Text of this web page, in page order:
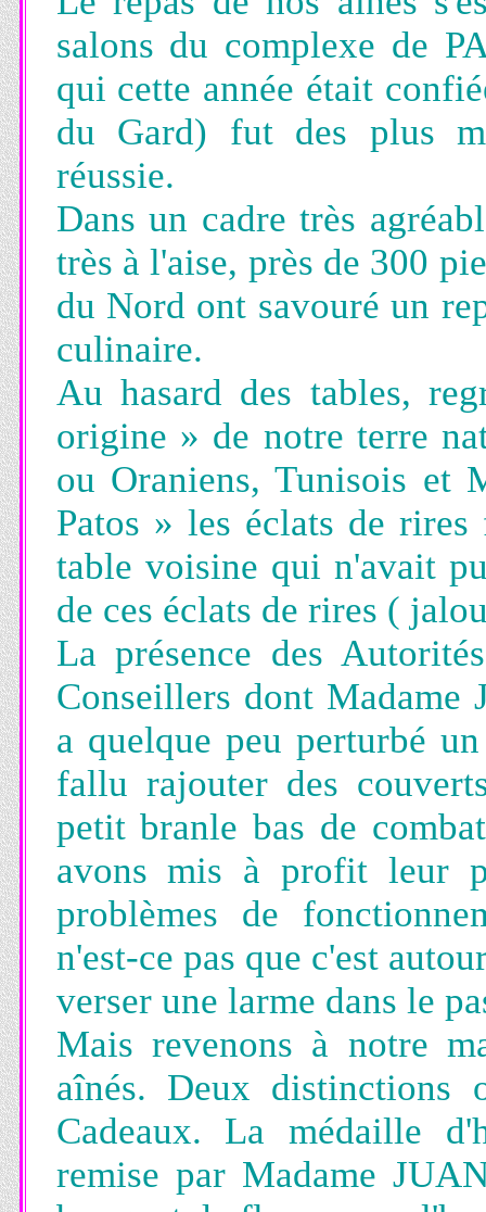
salons du complexe de
qui cette année était
du Gard) fut des plus
réussie.
Dans un cadre très
très à l'aise, près de 300
du Nord ont savouré un
culinaire.
Au hasard des tables,
origine » de notre terre
ou Oraniens, Tunisois et
Patos » les éclats de
table voisine qui n'avait
de ces éclats de rires (
La présence des
Conseillers dont Madame
a quelque peu perturbé
fallu rajouter des
petit branle bas de
avons mis à profit leur
problèmes de
n'est-ce pas que c'est
verser une larme dans le
Mais revenons à notre
aînés. Deux distinctions
Cadeaux. La médaille
remise par Madame